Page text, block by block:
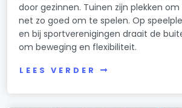
door gezinnen. Tuinen zijn plekken
net zo goed om te spelen. Op
en bij sportverenigingen draait de
om beweging en flexibiliteit.
LEES VERDER